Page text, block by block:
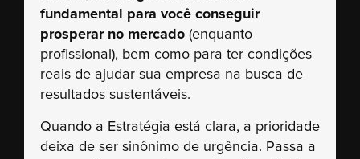
fundamental para você conseguir
prosperar no mercado (enquanto
profissional), bem como para ter condições
reais de ajudar sua empresa na busca de
resultados sustentáveis.
Quando a Estratégia está clara, a prioridade
deixa de ser sinônimo de urgência. Passa a